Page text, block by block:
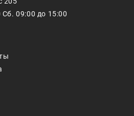
09:00 до 15:00